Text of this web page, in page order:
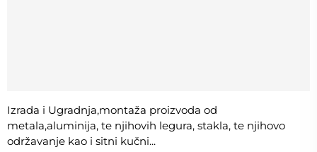
Izrada i Ugradnja,montaža proizvoda od
metala,aluminija, te njihovih legura, stakla, te njihovo
održavanje kao i sitni kučni...